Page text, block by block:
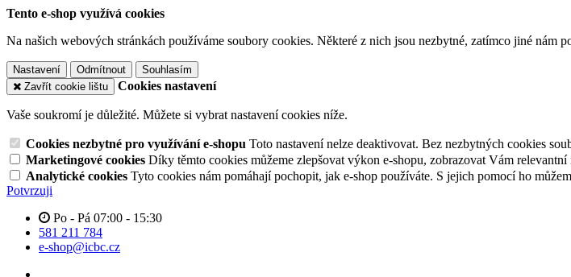
Tento e-shop využívá cookies
Na našich webových stránkách používáme soubory cookies. Některé z nich jsou nezbytné, zatímco jiné nám
Nastavení Odmítnout
Souhlasím
Zavřít cookie lištu
Cookies nastavení
Vaše soukromí je důležité. Můžete si vybrat nastavení cookies níže.
Cookies nezbytné pro využívání e-shopu Toto nastavení nelze deaktivovat. Bez nezbytných cookies
Marketingové cookies Díky těmto cookies můžeme zlepšovat výkon e-shopu, zobrazovat Vám
Analytické cookies Tyto cookies nám pomáhají pochopit, jak e-shop používáte. S jejich pomocí ho
Potvrzuji
Po - Pá 07:00 - 15:30
581 211 784
e-shop@icbc.cz